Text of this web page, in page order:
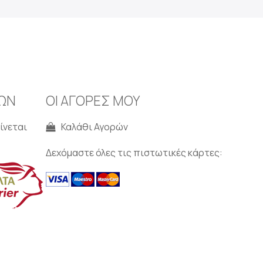
ΟΙ ΑΓΟΡΕΣ ΜΟΥ
Καλάθι Αγορών
Δεχόμαστε όλες τις πιστωτικές κάρτες: